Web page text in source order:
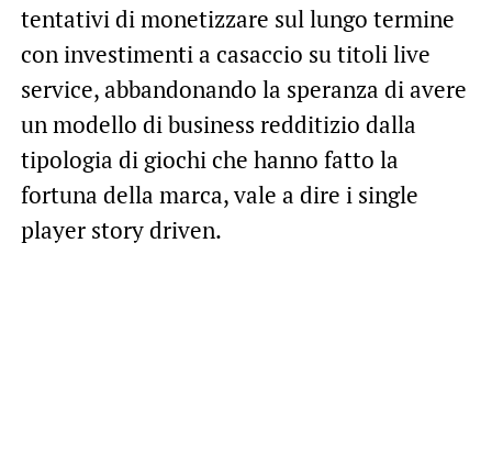
tentativi di monetizzare sul lungo termine
con investimenti a casaccio su titoli live
service, abbandonando la speranza di avere
un modello di business redditizio dalla
tipologia di giochi che hanno fatto la
fortuna della marca, vale a dire i single
player story driven.